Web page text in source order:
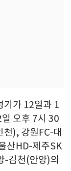
기가 12일과 1
오후 7시 30
), 강원FC-대
산HD-제주SK
-김천(안양)의